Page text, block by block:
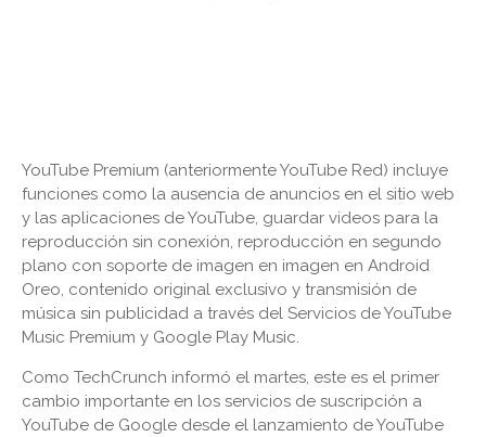
YouTube Premium (anteriormente YouTube Red) incluye
funciones como la ausencia de anuncios en el sitio web
y las aplicaciones de YouTube, guardar videos para la
reproducción sin conexión, reproducción en segundo
plano con soporte de imagen en imagen en Android
Oreo, contenido original exclusivo y transmisión de
música sin publicidad a través del Servicios de YouTube
Music Premium y Google Play Music.
Como TechCrunch informó el martes, este es el primer
cambio importante en los servicios de suscripción a
YouTube de Google desde el lanzamiento de YouTube